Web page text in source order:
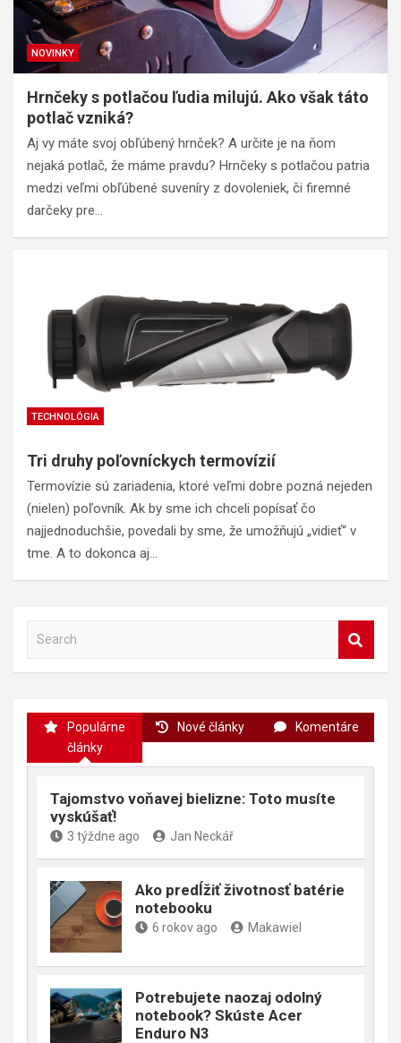
NOVINKY
Hrnčeky s potlačou ľudia milujú. Ako však táto
potlač vzniká?
Aj vy máte svoj obľúbený hrnček? A určite je na ňom
nejaká potlač, že máme pravdu? Hrnčeky s potlačou patria
medzi veľmi obľúbené suveníry z dovoleniek, či firemné
darčeky pre…
TECHNOLÓGIA
Tri druhy poľovníckych termovízií
Termovízie sú zariadenia, ktoré veľmi dobre pozná nejeden
(nielen) poľovník. Ak by sme ich chceli popísať čo
najjednoduchšie, povedali by sme, že umožňujú „vidieť“ v
tme. A to dokonca aj…
a
Populárne
články
Nové články Komentáre
Tajomstvo voňavej bielizne: Toto musíte
vyskúšať!
3 týždne ago Jan Neckář
Ako predĺžiť životnosť batérie
notebooku
6 rokov ago Makawiel
Potrebujete naozaj odolný
notebook? Skúste Acer
Enduro N3